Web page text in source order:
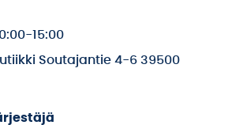
-15:00
Soutajantie 4-6 39500